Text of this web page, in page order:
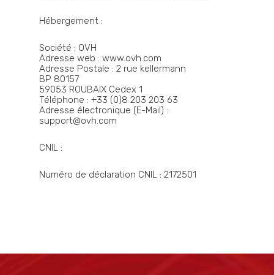
Hébergement :
Société : OVH
Adresse web : www.ovh.com
Adresse Postale : 2 rue kellermann
BP 80157
59053 ROUBAIX Cedex 1
Téléphone : +33 (0)8 203 203 63
Adresse électronique (E-Mail) :
support@ovh.com
CNIL :
Numéro de déclaration CNIL : 2172501